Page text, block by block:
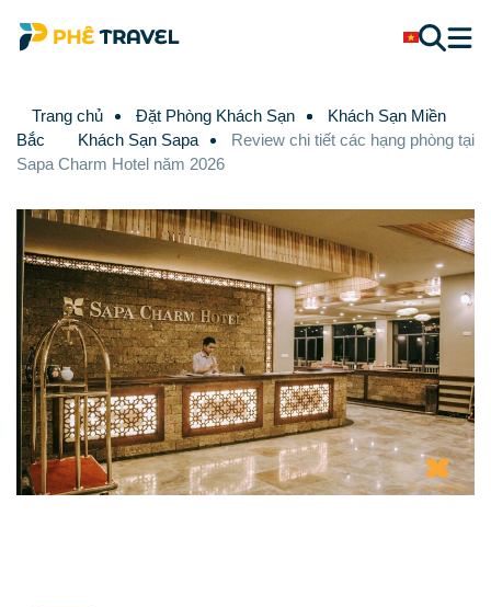
Trang chủ Đặt Phòng Khách Sạn
Khách Sạn Miền
Bắc
Khách Sạn Sapa
Review chi tiết các hạng phòng tại
Sapa Charm Hotel năm 2026